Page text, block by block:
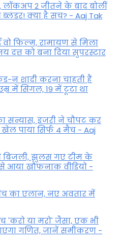
लॉकअप 2 जीतने के बाद बोलीं
ब्लंडर! क्या है सच? - Aaj Tak
वो फिल्म, रामायण से मिला
दत्त को बना दिया सुपरस्टार
न शादी करना चाहती हैं
में सिंगल, 19 में टूटा था
संन्यास, इंजरी ने चौपट कर
पाया सिर्फ 4 मैच - Aaj
बिजली, झुलस गए टीम के
आया खौफनाक वीडियो -
का एलान, नए अवतार में
'करो या मरो' जैसा, एक भी
गण‍ित, जानें समीकरण -